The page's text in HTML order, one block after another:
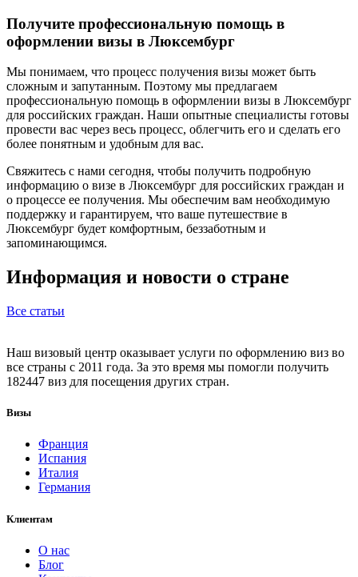
Получите профессиональную помощь в
оформлении визы в Люксембург
Мы понимаем, что процесс получения визы может быть
сложным и запутанным. Поэтому мы предлагаем
профессиональную помощь в оформлении визы в Люксембург
для российских граждан. Наши опытные специалисты готовы
провести вас через весь процесс, облегчить его и сделать его
более понятным и удобным для вас.
Свяжитесь с нами сегодня, чтобы получить подробную
информацию о визе в Люксембург для российских граждан и
о процессе ее получения. Мы обеспечим вам необходимую
поддержку и гарантируем, что ваше путешествие в
Люксембург будет комфортным, беззаботным и
запоминающимся.
Информация и новости о стране
Все статьи
Наш визовый центр оказывает услуги по оформлению виз во
все страны с 2011 года. За это время мы помогли получить
182447 виз для посещения других стран.
Визы
Франция
Испания
Италия
Германия
Клиентам
О нас
Блог